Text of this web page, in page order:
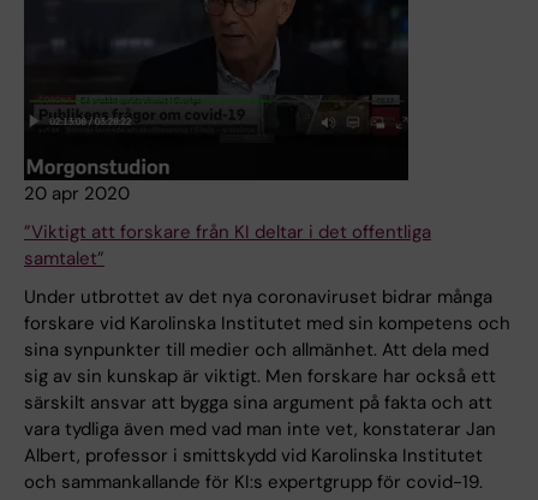
20 apr 2020
”Viktigt att forskare från KI deltar i det offentliga
samtalet”
Under utbrottet av det nya coronaviruset bidrar många
forskare vid Karolinska Institutet med sin kompetens och
sina synpunkter till medier och allmänhet. Att dela med
sig av sin kunskap är viktigt. Men forskare har också ett
särskilt ansvar att bygga sina argument på fakta och att
vara tydliga även med vad man inte vet, konstaterar Jan
Albert, professor i smittskydd vid Karolinska Institutet
och sammankallande för KI:s expertgrupp för covid-19.